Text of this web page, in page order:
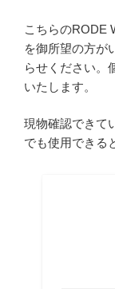
こちらのRODE
を御所望の方が
らせください。
いたします。
現物確認できて
でも使用できる